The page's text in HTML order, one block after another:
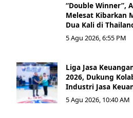
“Double Winner”,
Melesat Kibarkan
Dua Kali di
5 Agu 2026, 6:55 PM
Liga Jasa
2026, Dukung
Industri Jasa
5 Agu 2026, 10:40 AM